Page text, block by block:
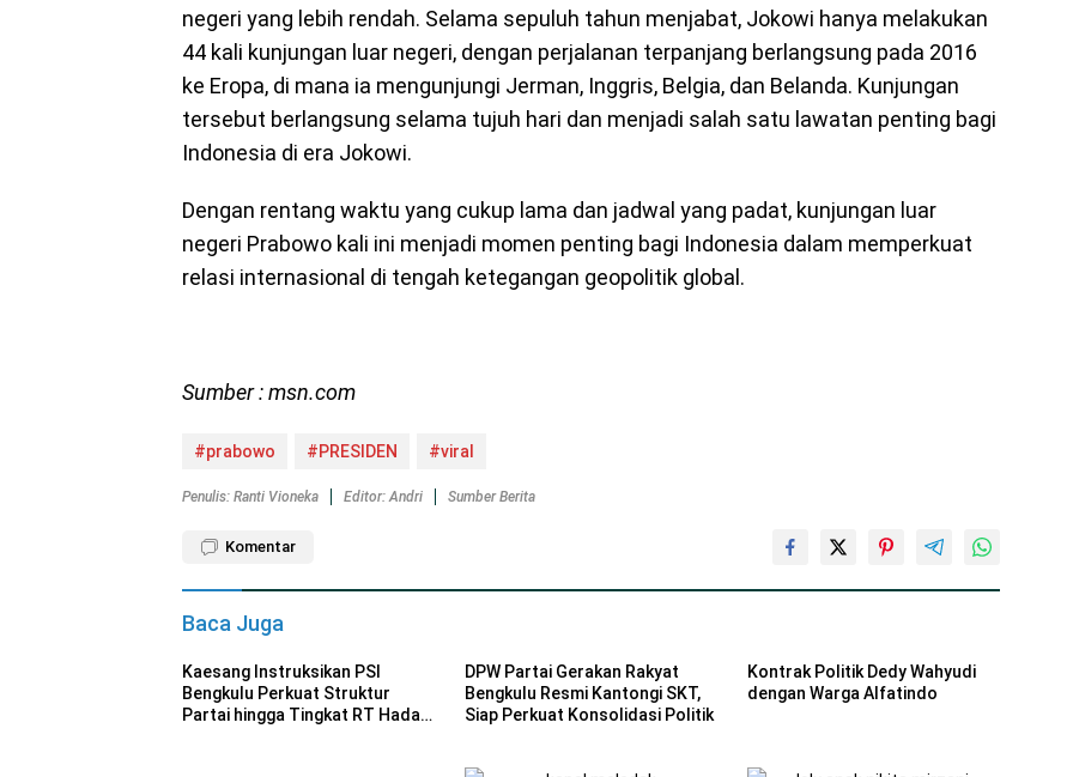
negeri yang lebih rendah. Selama sepuluh tahun menjabat, Jokowi hanya melakukan
44 kali kunjungan luar negeri, dengan perjalanan terpanjang berlangsung pada 2016
ke Eropa, di mana ia mengunjungi Jerman, Inggris, Belgia, dan Belanda. Kunjungan
tersebut berlangsung selama tujuh hari dan menjadi salah satu lawatan penting bagi
Indonesia di era Jokowi.
Dengan rentang waktu yang cukup lama dan jadwal yang padat, kunjungan luar
negeri Prabowo kali ini menjadi momen penting bagi Indonesia dalam memperkuat
relasi internasional di tengah ketegangan geopolitik global.
Sumber :msn.com
#prabowo #PRESIDEN #viral
Penulis: Ranti Vioneka Editor: Andri Sumber Berita
Komentar
Baca Juga
Kaesang Instruksikan PSI
Bengkulu Perkuat Struktur
Partai hingga Tingkat RT Hadapi
DPW Partai Gerakan Rakyat
Bengkulu Resmi Kantongi SKT,
Siap Perkuat Konsolidasi Politik
Kontrak Politik Dedy Wahyudi
dengan Warga Alfatindo